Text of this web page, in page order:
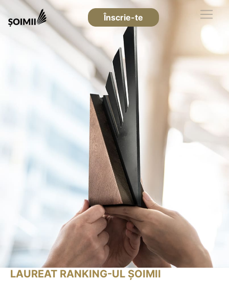
Înscrie-te
LAUREAT RANKING-UL ȘOIMII